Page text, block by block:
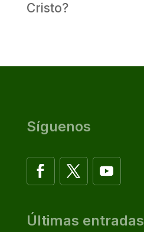
Cristo?
Síguenos
Últimas entradas